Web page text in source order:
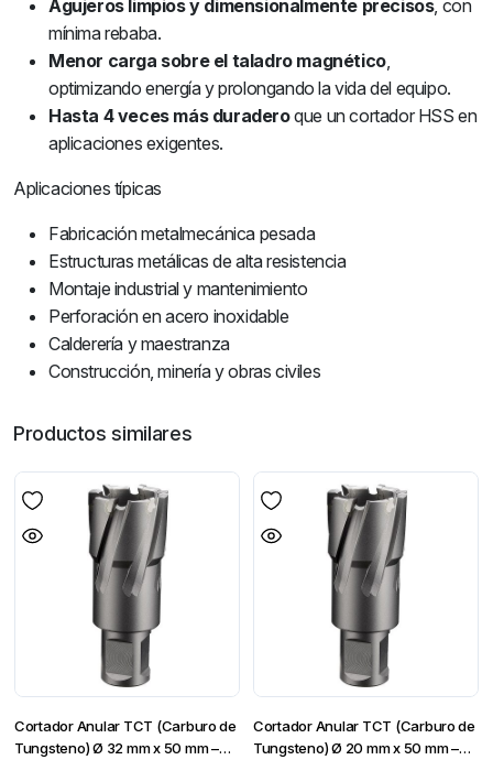
Agujeros limpios y dimensionalmente precisos, con
mínima rebaba.
Menor carga sobre el taladro magnético,
optimizando energía y prolongando la vida del equipo.
Hasta 4 veces más duraderoque un cortador HSS en
aplicaciones exigentes.
Aplicaciones típicas
Fabricación metalmecánica pesada
Estructuras metálicas de alta resistencia
Montaje industrial y mantenimiento
Perforación en acero inoxidable
Calderería y maestranza
Construcción, minería y obras civiles
Productos similares
Cortador Anular TCT (Carburo de
Tungsteno) Ø 32 mm x 50 mm –
Cortador Anular TCT (Carburo de
Tungsteno) Ø 20 mm x 50 mm –